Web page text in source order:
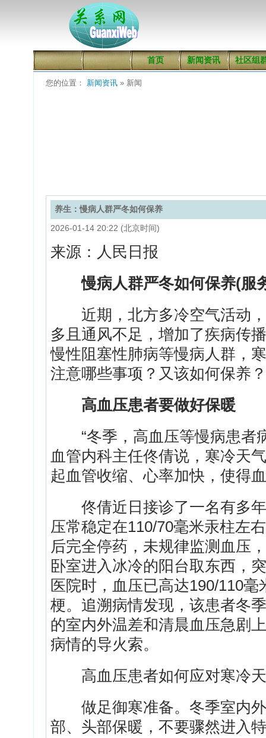
首页 新闻资讯 社区组
您的位置： 新闻资讯» 新闻
养生：慢病人群严冬如何保养
2026-01-14 20:22 (北京时间)
来源：人民日报
慢病人群严冬如何保养(服
近期，北方多冷空气活动，
多且通风不足，增加了疾病传
慢性阻塞性肺病等慢病人群，
注意哪些事项？又该如何保养？
高血压患者要做好保暖
“冬季，高血压等慢病患者
血管内科主任佟倩说，寒冷天
起血管收缩、心率加快，使得
佟倩近日接诊了一名有多年
压常稳定在110/70毫米汞柱左
后完全停药，未规律监测血压
卧室进入冰冷的阳台取东西，
医院时，血压已高达190/110
梗。追溯病情发现，该患者冬
的室内外温差和清晨血压急剧
病情的导火索。
高血压患者如何应对寒冷天
做足御寒准备。冬季室内外
部、头部保暖，不要骤然进入